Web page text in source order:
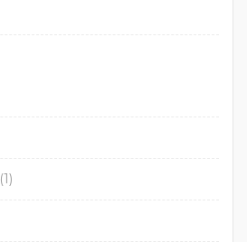
(1)